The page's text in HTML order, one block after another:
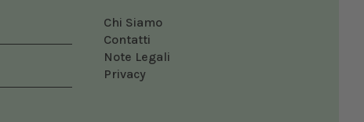
Chi Siamo
Contatti
Note Legali
Privacy